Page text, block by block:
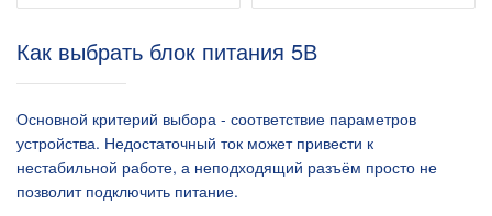
Как выбрать блок питания 5В
Основной критерий выбора - соответствие параметров
устройства. Недостаточный ток может привести к
нестабильной работе, а неподходящий разъём просто не
позволит подключить питание.